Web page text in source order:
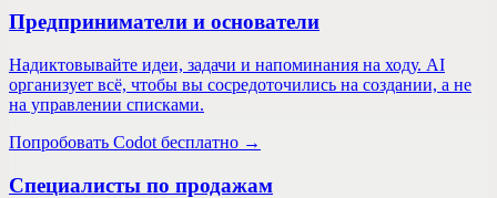
Предприниматели и основатели
Надиктовывайте идеи, задачи и напоминания на ходу. AI
организует всё, чтобы вы сосредоточились на создании, а не
на управлении списками.
Попробовать Codot бесплатно →
Специалисты по продажам